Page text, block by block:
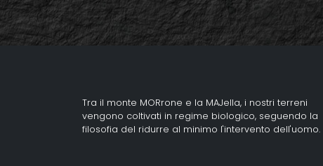
Tra il monte MORrone e la MAJella, i nostri terreni
vengono coltivati in regime biologico, seguendo la
filosofia del ridurre al minimo l'intervento dell'uomo.